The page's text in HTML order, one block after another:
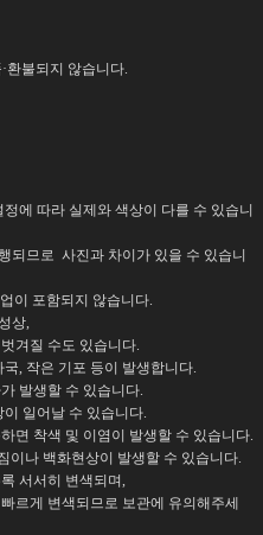
환불되지 않습니다.
에 따라 실제와 색상이 다를 수 있습니
되므로 사진과 차이가 있을 수 있습니
이 포함되지 않습니다.
상,
겨질 수도 있습니다.
, 작은 기포 등이 발생합니다.
발생할 수 있습니다.
일어날 수 있습니다.
면 착색 및 이염이 발생할 수 있습니다.
이나 백화현상이 발생할 수 있습니 다.
서서히 변색되며,
르게 변색되므로 보관에 유의해주세